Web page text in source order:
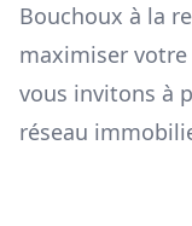
Bouchoux à la
maximiser
vous invitons à
réseau